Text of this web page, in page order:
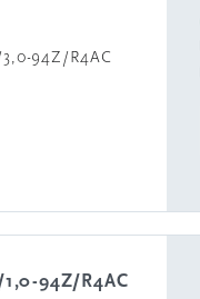
94Z/R4AC
1,0-94Z/R4AC